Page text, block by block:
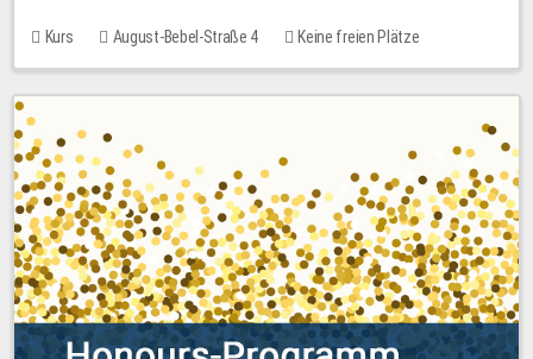
Kurs August-Bebel-Straße 4 Keine freien Plätze